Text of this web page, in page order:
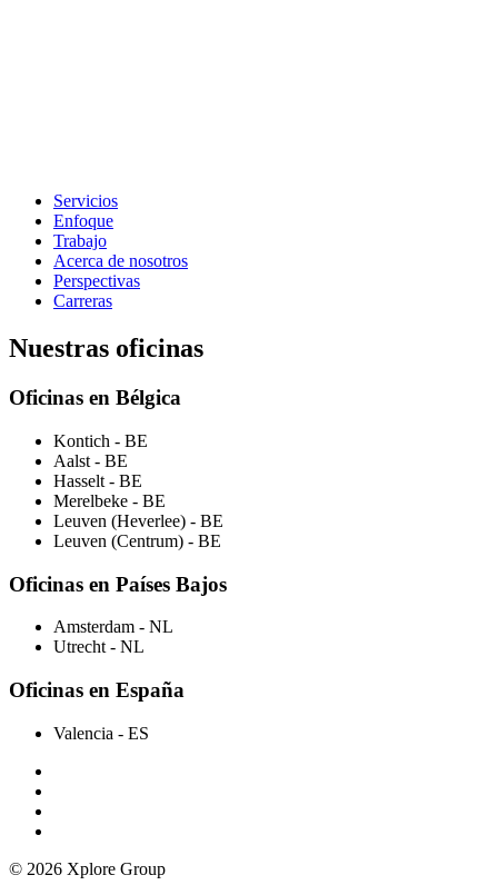
Servicios
Enfoque
Trabajo
Acerca de nosotros
Perspectivas
Carreras
Nuestras oficinas
Oficinas en Bélgica
Kontich - BE
Aalst - BE
Hasselt - BE
Merelbeke - BE
Leuven (Heverlee) - BE
Leuven (Centrum) - BE
Oficinas en Países Bajos
Amsterdam - NL
Utrecht - NL
Oficinas en España
Valencia - ES
© 2026 Xplore Group